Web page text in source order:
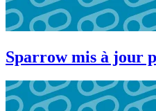
Sparrow mis à jour